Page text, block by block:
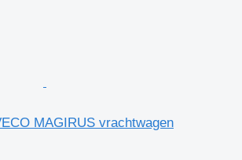
MAGIRUS vrachtwagen